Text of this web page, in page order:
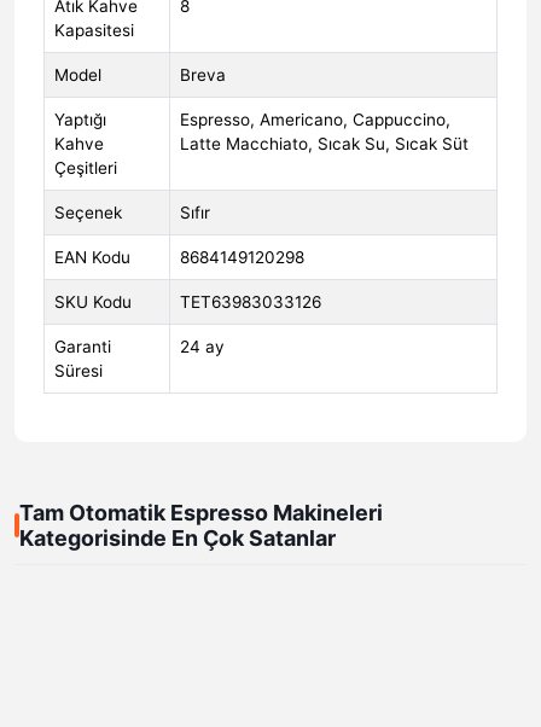
Atık Kahve
Kapasitesi
8
Model Breva
Yaptığı
Kahve
Çeşitleri
Espresso, Americano, Cappuccino,
Latte Macchiato, Sıcak Su, Sıcak Süt
Seçenek Sıfır
EAN Kodu 8684149120298
SKU Kodu TET63983033126
Garanti
Süresi
24 ay
Tam Otomatik Espresso Makineleri
Kategorisinde En Çok Satanlar